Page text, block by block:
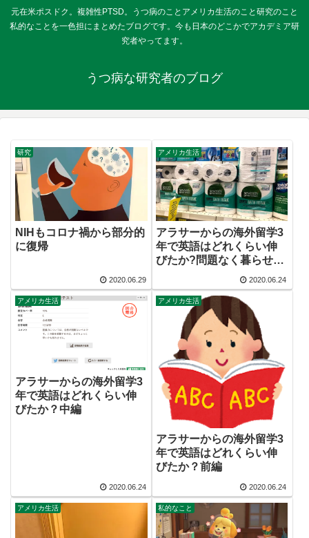
元在米ポスドク。複雑性PTSD。うつ病のことアメリカ生活のこと研究のこと
私的なことを一色担にまとめたブログです。今も日本のどこかでアカデミア研
究者やってます。
うつ病な研究者のブログ
研究
NIHもコロナ禍から部分的
に復帰
2020.06.29
アメリカ生活
アラサーからの海外留学3
年で英語はどれくらい伸
びたか?問題なく暮らせる
と彩のある生活は違う。
2020.06.24
アメリカ生活
アラサーからの海外留学3
年で英語はどれくらい伸
びたか？中編
2020.06.24
アメリカ生活
アラサーからの海外留学3
年で英語はどれくらい伸
びたか？前編
2020.06.24
アメリカ生活 私的なこと